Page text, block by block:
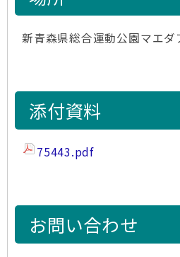
新青森県総合運動公園マエダ
添付資料
75443.pdf
お問い合わせ